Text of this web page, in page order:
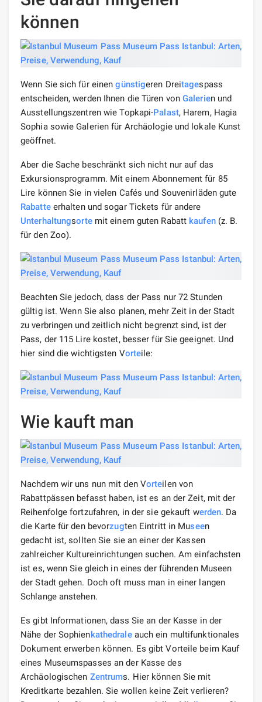
können
Wenn Sie sich für einengünstigeren Dreitagespass
entscheiden, werden Ihnen die Türen vonGalerien und
Ausstellungszentren wie Topkapi-Palast, Harem, Hagia
Sophia sowie Galerien für Archäologie und lokale Kunst
geöffnet.
Aber die Sache beschränkt sich nicht nur auf das
Exkursionsprogramm. Mit einem Abonnement für 85
Lire können Sie in vielen Cafés und Souvenirläden gute
Rabatteerhalten und sogar Tickets für andere
Unterhaltungsortemit einem guten Rabatt kaufen(z. B.
für den Zoo).
Beachten Sie jedoch, dass der Pass nur 72 Stunden
gültig ist. Wenn Sie also planen, mehr Zeit in der Stadt
zu verbringen und zeitlich nicht begrenzt sind, ist der
Pass, der 115 Lire kostet, besser für Sie geeignet. Und
hier sind die wichtigsten Vorteile:
Wie kauft man
Nachdem wir uns nun mit den Vorteilen von
Rabattpässen befasst haben, ist es an der Zeit, mit der
Reihenfolge fortzufahren, in der sie gekauft werden. Da
die Karte für den bevorzugten Eintritt in Museen
gedacht ist, sollten Sie sie an einer der Kassen
zahlreicher Kultureinrichtungen suchen. Am einfachsten
ist es, wenn Sie gleich in eines der führenden Museen
der Stadt gehen. Doch oft muss man in einer langen
Schlange anstehen.
Es gibt Informationen, dass Sie an der Kasse in der
Nähe der Sophienkathedraleauch ein multifunktionales
Dokument erwerben können. Es gibt Vorteile beim Kauf
eines Museumspasses an der Kasse des
Archäologischen Zentrums. Hier können Sie mit
Kreditkarte bezahlen. Sie wollen keine Zeit verlieren?